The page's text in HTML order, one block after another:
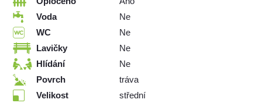
Voda
Ne
WC
Ne
Lavičky
Ne
Hlídání
Ne
Povrch
tráva
Velikost
střední